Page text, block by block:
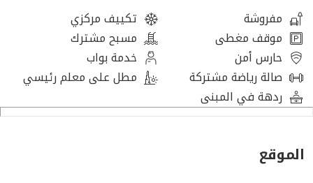
• موقف سيارات
• جيم ومسبح
• اطلالة المدينة
اتصل بنا واحجز موعدا لرؤية العقار اليوم!
* تطبّق رسوم الشركة
نحرص في شركة ستبس للعقارات على جعل عملية البيع
والشراء سلسة وممتعة قدر الإمكان. إذ يقدم فريق من
مفروشة
تكييف مركزي
موقف مغطى
مسبح مشترك
حارس أمن
خدمة بواب
صالة رياضة مشتركة
مطل على معلم رئيسي
ردهة في المبنى
الموقع